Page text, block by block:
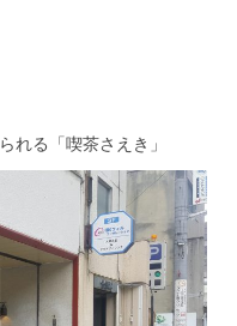
れる「喫茶さえき」